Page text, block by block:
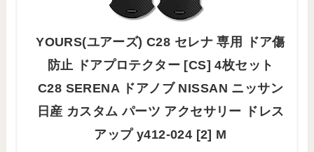
YOURS(ユアーズ) C28 セレナ 専用 ドア傷
防止 ドアプロテクター [CS] 4枚セット
C28 SERENA ドアノブ NISSAN ニッサン
日産 カスタム パーツ アクセサリー ドレス
アップ y412-024 [2] M